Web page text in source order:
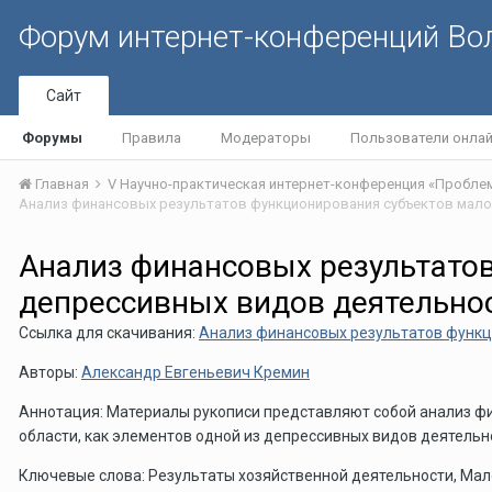
Форум интернет-конференций
Сайт
Форумы Правила Модераторы Пользователи
Главная
Анализ финансовых
депрессивных видов
Ссылка для скачивания: Анализ финансовых результатов
Авторы: Александр Евгеньевич Кремин
Аннотация: Материалы рукописи представляют собой анализ
области, как элементов одной из депрессивных видов
Ключевые слова: Результаты хозяйственной деятельности,